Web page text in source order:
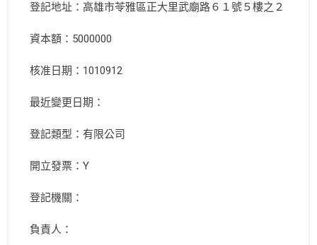
登記地址：高雄市苓雅區正大里武廟路６１號５樓之２
資本額：5000000
核准日期：1010912
最近變更日期：
登記類型：有限公司
開立發票：Y
登記機關：
負責人：